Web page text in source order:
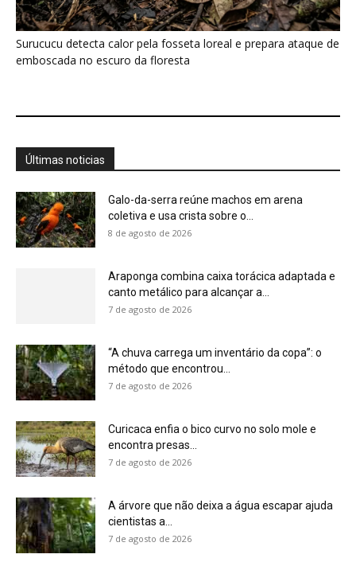
Surucucu detecta calor pela fosseta loreal e prepara ataque de
emboscada no escuro da floresta
Últimas noticias
Galo-da-serra reúne machos em arena
coletiva e usa crista sobre o...
8 de agosto de 2026
Araponga combina caixa torácica adaptada e
canto metálico para alcançar a...
7 de agosto de 2026
“A chuva carrega um inventário da copa”: o
método que encontrou...
7 de agosto de 2026
Curicaca enfia o bico curvo no solo mole e
encontra presas...
7 de agosto de 2026
A árvore que não deixa a água escapar ajuda
cientistas a...
7 de agosto de 2026